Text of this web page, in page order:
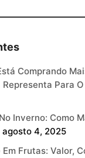
Comprando
Representa Para
Inverno: Como
agosto 4, 2025
Frutas: Valor,